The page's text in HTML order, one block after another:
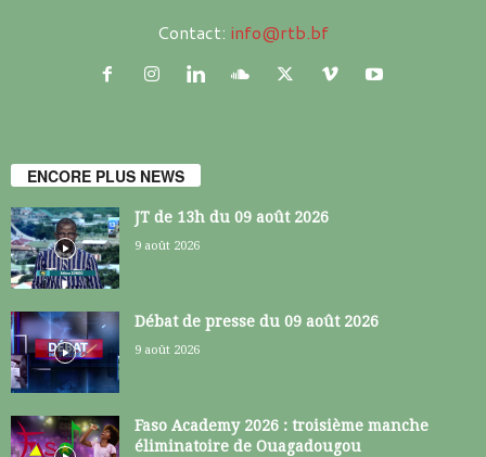
Contact: info@rtb.bf
ENCORE PLUS NEWS
JT de 13h du 09 août 2026
9 août 2026
Débat de presse du 09 août 2026
9 août 2026
Faso Academy 2026 : troisième manche
éliminatoire de Ouagadougou